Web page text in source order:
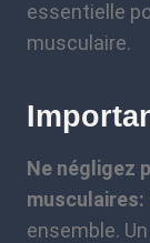
essentielle
musculaire.
Ne négligez
musculaires:
ensemble.